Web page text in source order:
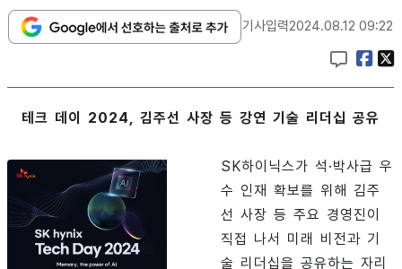
기사입력2024.08.12 09:22
테크 데이 2024, 김주선 사장 등 강연 기술 리더십 공유
SK하이닉스가 석·박사급 우
수 인재 확보를 위해 김주
선 사장 등 주요 경영진이
직접 나서 미래 비전과 기
술 리더십을 공유하는 자리